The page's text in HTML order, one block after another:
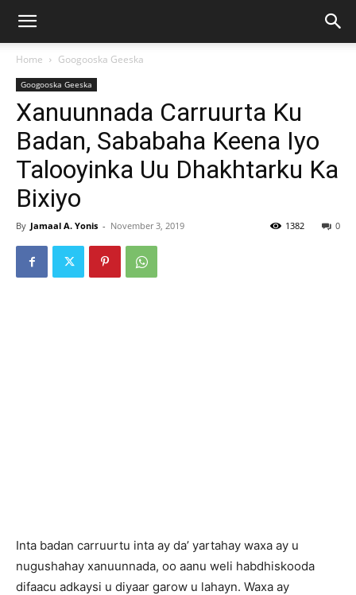
Home Googooska Geeska
Googooska Geeska
Xanuunnada Carruurta Ku
Badan, Sababaha Keena Iyo
Talooyinka Uu Dhakhtarku Ka
Bixiyo
By Jamaal A. Yonis - November 3, 2019 0
1382
Inta badan carruurtu inta ay da’ yartahay waxa ay u
nugushahay xanuunnada, oo aanu weli habdhiskooda
difaacu adkaysi u diyaar garow u lahayn. Waxa ay